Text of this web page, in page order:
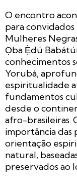
O encontro
para
Mulheres
Ọba Ẹ̀dú
conhecimentos
Yorubá,
espiritualidade
fundamentos
desde o
afro-brasileiras.
importância das
orientação
natural,
preservados ao